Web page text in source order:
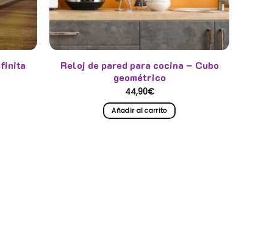
Reloj de pared para cocina – Cubo
geométrico
44,90€
Añadir al carrito